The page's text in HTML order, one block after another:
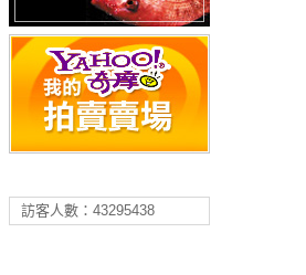
訪客人數：43295438